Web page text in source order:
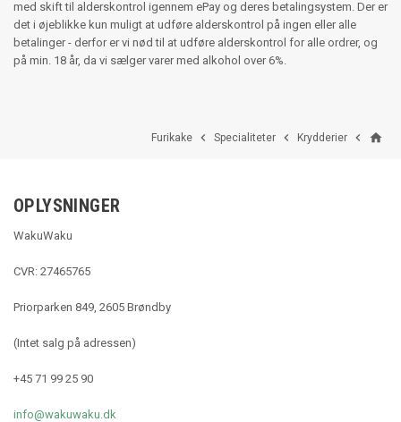
med skift til alderskontrol igennem ePay og deres betalingsystem. Der er
det i øjeblikke kun muligt at udføre alderskontrol på ingen eller alle
betalinger - derfor er vi nød til at udføre alderskontrol for alle ordrer, og
på min. 18 år, da vi sælger varer med alkohol over 6%.
home

Krydderier

Specialiteter

Furikake
OPLYSNINGER
WakuWaku
CVR: 27465765
Priorparken 849, 2605 Brøndby
(Intet salg på adressen)
+45 71 99 25 90
info@wakuwaku.dk